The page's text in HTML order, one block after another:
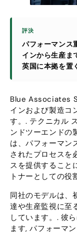
評決
パフォーマンス
インから生産ま
英国に本拠を置
Blue Associates
インおよび製造コ
す。. テクニカル
ンドツーエンドの
は、パフォーマン
されたプロセスを
スを提供すること
トナーとしての役
同社のモデルは、
達や生産監視に至
しています。. 彼
ます, パフォーマ